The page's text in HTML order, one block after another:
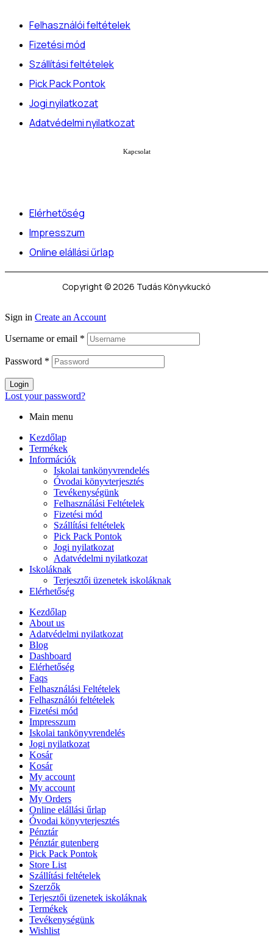
Felhasználói feltételek
Fizetési mód
Szállítási feltételek
Pick Pack Pontok
Jogi nyilatkozat
Adatvédelmi nyilatkozat
Kapcsolat
Elérhetőség
Impresszum
Online elállási űrlap
Copyright © 2026 Tudás Könyvkuckó
Sign in Create an Account
Username or email *
Password *
Login
Lost your password?
Main menu
Kezdőlap
Termékek
Információk
Iskolai tankönyvrendelés
Óvodai könyvterjesztés
Tevékenységünk
Felhasználási Feltételek
Fizetési mód
Szállítási feltételek
Pick Pack Pontok
Jogi nyilatkozat
Adatvédelmi nyilatkozat
Iskoláknak
Terjesztői üzenetek iskoláknak
Elérhetőség
Kezdőlap
About us
Adatvédelmi nyilatkozat
Blog
Dashboard
Elérhetőség
Faqs
Felhasználási Feltételek
Felhasználói feltételek
Fizetési mód
Impresszum
Iskolai tankönyvrendelés
Jogi nyilatkozat
Kosár
Kosár
My account
My account
My Orders
Online elállási űrlap
Óvodai könyvterjesztés
Pénztár
Pénztár gutenberg
Pick Pack Pontok
Store List
Szállítási feltételek
Szerzők
Terjesztői üzenetek iskoláknak
Termékek
Tevékenységünk
Wishlist